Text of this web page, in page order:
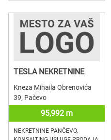
TESLA NEKRETNINE
Kneza Mihaila Obrenovića
39, Pačevo
95,992 m
NEKRETNINE PANČEVO,